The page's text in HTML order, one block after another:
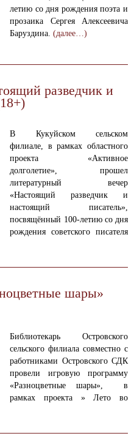
летию со дня рождения поэта и
прозаика Сергея Алексеевича
Баруздина.(далее…)
разведчик и
В Кукуйском сельском
филиале, в рамках областного
проекта «Активное
долголетие», прошел
литературный вечер
«Настоящий разведчик и
настоящий писатель»,
посвящённый 100-летию со дня
рождения советского писателя
шары»
Библиотекарь Островского
сельского филиала совместно с
работниками Островского СДК
провели игровую программу
«Разноцветные шары», в
рамках проекта » Лето во